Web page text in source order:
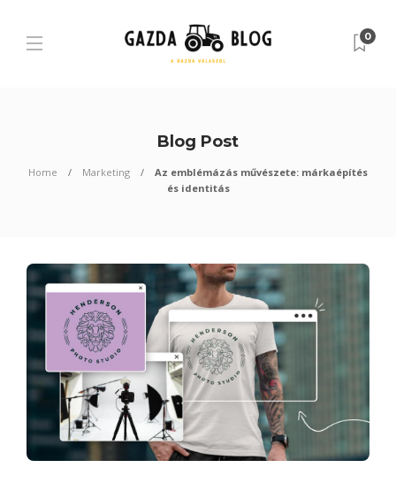
0
Blog Post
Home Marketing
Az emblémázás művészete: márkaépítés
és identitás